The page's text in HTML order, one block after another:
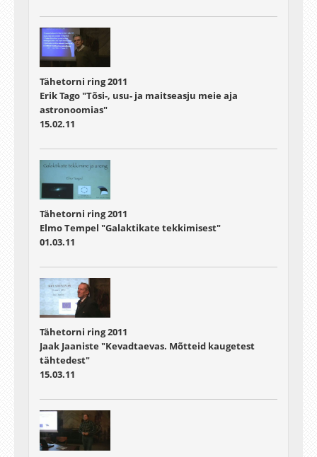
Tähetorni ring 2011
Erik Tago "Tõsi-, usu- ja maitseasju meie aja
astronoomias"
15.02.11
Tähetorni ring 2011
Elmo Tempel "Galaktikate tekkimisest"
01.03.11
Tähetorni ring 2011
Jaak Jaaniste "Kevadtaevas. Mõtteid kaugetest
tähtedest"
15.03.11